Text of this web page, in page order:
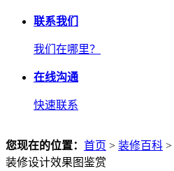
联系我们
我们在哪里？
在线沟通
快速联系
您现在的位置： 首页 > 装修百科 >
装修设计效果图鉴赏